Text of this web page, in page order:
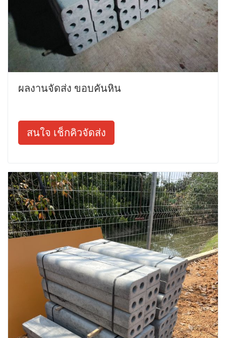
ผลงานจัดส่ง ขอบคันหิน
สนใจ เช็กคิวจัดส่ง